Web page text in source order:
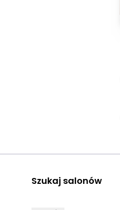
Szukaj salonów